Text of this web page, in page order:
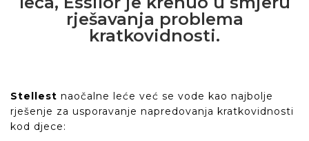
rješavanja problema
kratkovidnosti.
Stellest naočalne leće već se vode kao najbolje
rješenje za usporavanje napredovanja kratkovidnosti
kod djece: